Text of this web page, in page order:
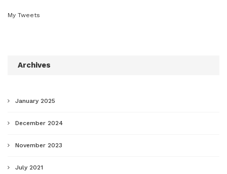
My Tweets
Archives
January 2025
December 2024
November 2023
July 2021